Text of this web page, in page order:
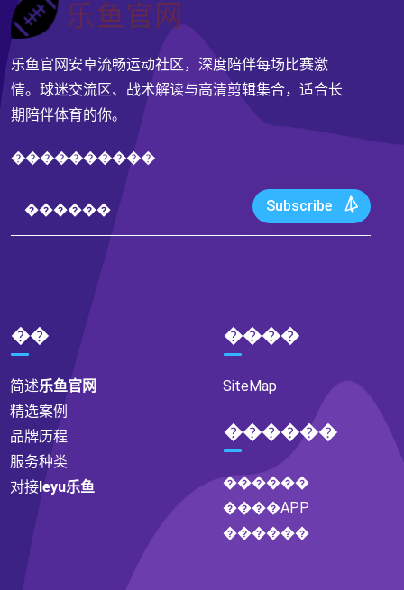
乐鱼官网安卓流畅运动社区，深度陪伴每场比赛激
情。球迷交流区、战术解读与高清剪辑集合，适合长
期陪伴体育的你。
����������
Subscribe
��
简述乐鱼官网
精选案例
品牌历程
服务种类
对接leyu乐鱼
����
SiteMap
������
������
����APP
������